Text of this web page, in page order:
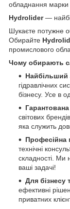
обладнання марки
Hydrolider—
Шукаєте потужне
Обирайте
промислового
Чому обирають
Найбільший
гідравлічних
бізнесу. Усе в
Гарантована
світових
яка служить
Професійна
технічні
складності. Ми
ваші задачі!
Для бізнесу
ефективні
приватних